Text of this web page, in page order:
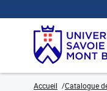
Accueil Catalogue